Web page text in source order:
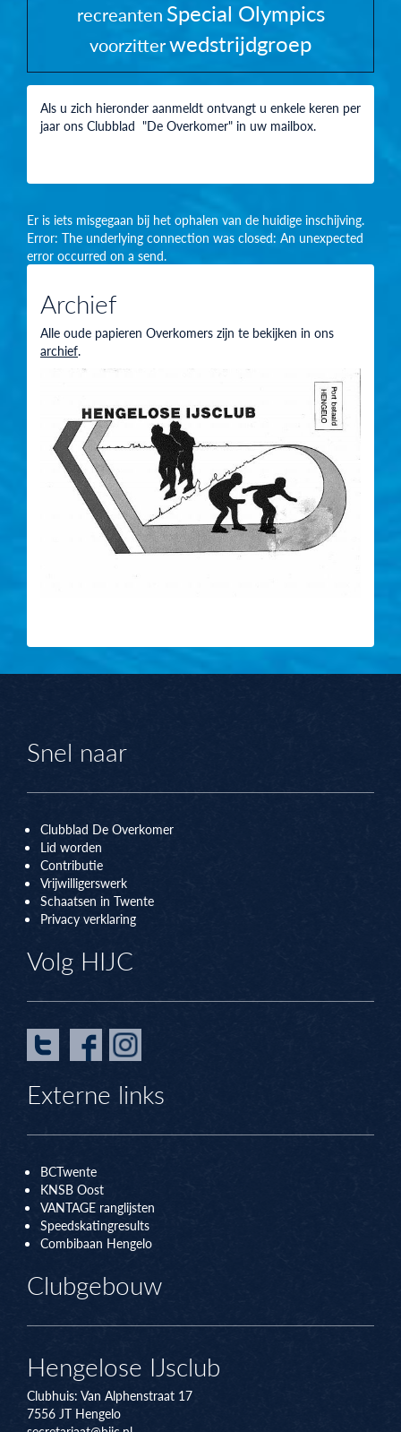
recreanten Special Olympics
voorzitterwedstrijdgroep
Als u zich hieronder aanmeldt ontvangt u enkele keren per
jaar ons Clubblad "De Overkomer" in uw mailbox.
Er is iets misgegaan bij het ophalen van de huidige inschijving.
Error: The underlying connection was closed: An unexpected
error occurred on a send.
Archief
Alle oude papieren Overkomers zijn te bekijken in ons
archief.
Snel naar
Clubblad De Overkomer
Lid worden
Contributie
Vrijwilligerswerk
Schaatsen in Twente
Privacy verklaring
Volg HIJC
Externe links
BCTwente
KNSB Oost
VANTAGE ranglijsten
Speedskatingresults
Combibaan Hengelo
Clubgebouw
Hengelose IJsclub
Clubhuis: Van Alphenstraat 17
7556 JT Hengelo